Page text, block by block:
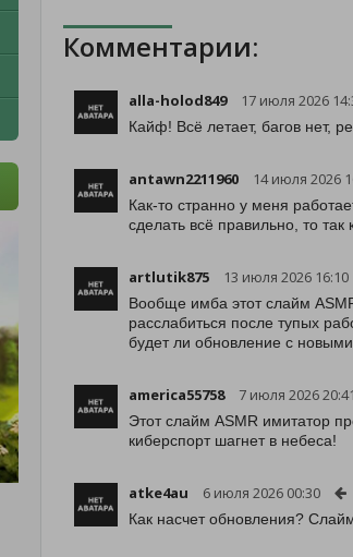
Комментарии:
alla-holod849 17 июля 2026
Кайф! Всё летает, багов нет,
antawn2211960 14 июля 2026
Как-то странно у меня
сделать всё правильно, то
artlutik875 13 июля 2026 16:10
Вообще имба этот слайм
расслабиться после тупых
будет ли обновление с
america55758 7 июля 2026 20:41
Этот слайм ASMR имитатор
киберспорт шагнет в небеса!
atke4au 6 июля 2026 00:30
Как насчет обновления?